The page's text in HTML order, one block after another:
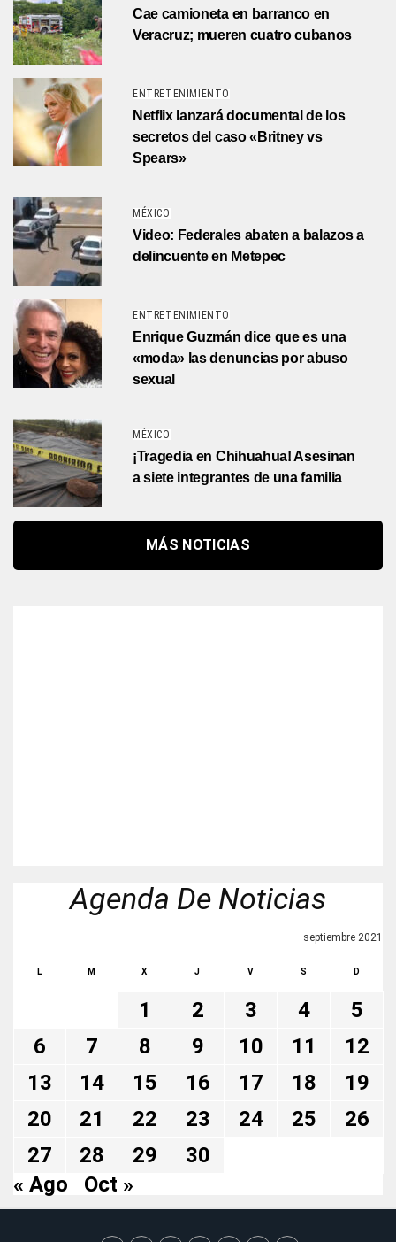
Cae camioneta en barranco en
Veracruz; mueren cuatro cubanos
ENTRETENIMIENTO
Netflix lanzará documental de los
secretos del caso «Britney vs
Spears»
MÉXICO
Video: Federales abaten a balazos a
delincuente en Metepec
ENTRETENIMIENTO
Enrique Guzmán dice que es una
«moda» las denuncias por abuso
sexual
MÉXICO
¡Tragedia en Chihuahua! Asesinan
a siete integrantes de una familia
MÁS NOTICIAS
Agenda De Noticias
septiembre 2021
L M X J V S D
1 2 3 4
5
6
7 8 9 10 11
12
13
14 15 16 17 18
19
20
21 22 23 24 25
26
27
28 29
30
« Ago
Oct »